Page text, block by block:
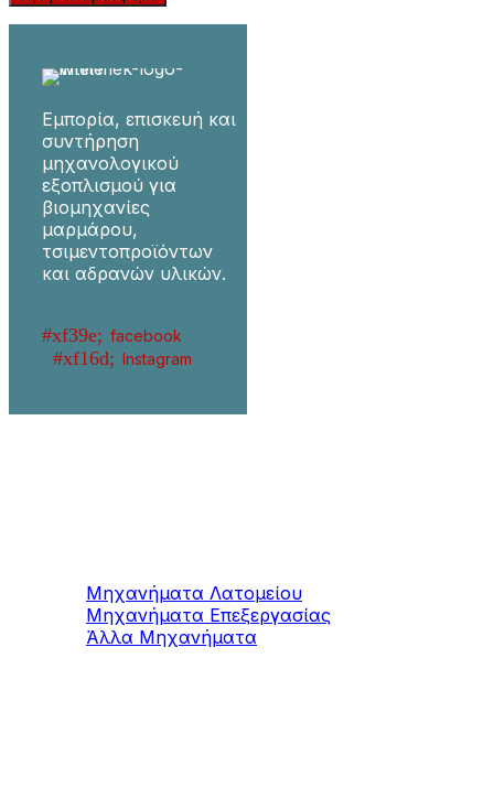
Εμπορία, επισκευή και
συντήρηση
μηχανολογικού
εξοπλισμού για
βιομηχανίες
μαρμάρου,
τσιμεντοπροϊόντων
και αδρανών υλικών.
facebook
Instagram
Μηχανήματα Λατομείου
Μηχανήματα Επεξεργασίας
Άλλα Μηχανήματα